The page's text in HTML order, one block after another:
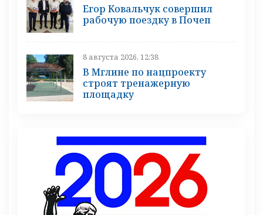
Егор Ковальчук совершил
рабочую поездку в Почеп
8 августа 2026, 12:38
В Мглине по нацпроекту
строят тренажерную
площадку